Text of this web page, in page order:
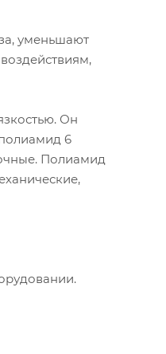
уменьшают
Он
6
Полиамид